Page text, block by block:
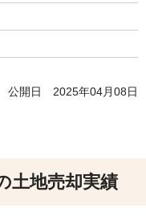
公開日 2025年04月08日
土地売却実績